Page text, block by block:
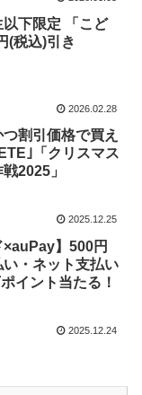
下限定 「こど
(税込)引き
2026.02.28
割引価格で買え
｣「クリスマス
2025」
2025.12.25
×auPay】500円
い・ネット支払い
イント当たる！
2025.12.24